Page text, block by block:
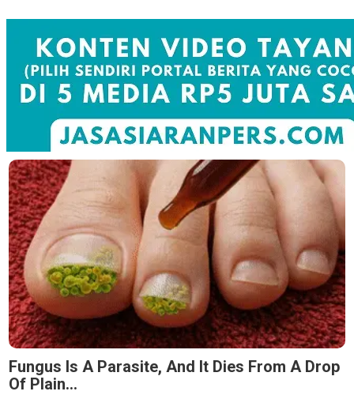
Fungus Is A Parasite, And It Dies From A Drop
Of Plain...